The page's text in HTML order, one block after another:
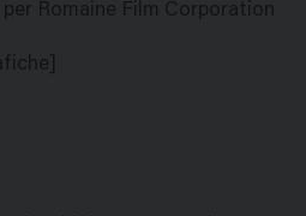
Romaine Film Corporation